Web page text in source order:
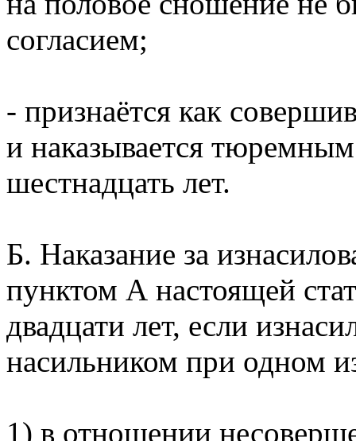
согласием;
- признаётся как
и наказывается
шестнадцать лет.
Б. Наказание за
пунктом А настоящей
двадцати лет, если
насильником при одном
1) в отношении